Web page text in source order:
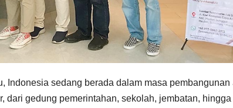
Indonesia sedang berada dalam masa pembangunan
dari gedung pemerintahan, sekolah, jembatan, hingga